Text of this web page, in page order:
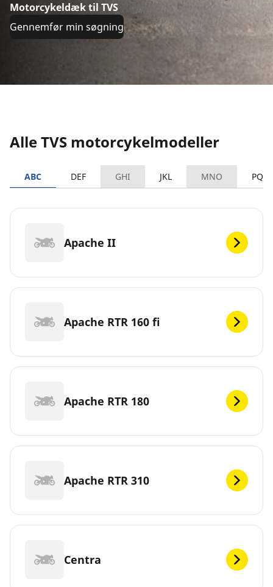
Motorcykeldæk til TVS
Gennemfør min søgning
Alle TVS motorcykelmodeller
ABC DEF GHI JKL MNO PQRS
Apache II
Apache RTR 160 fi
Apache RTR 180
Apache RTR 310
Centra